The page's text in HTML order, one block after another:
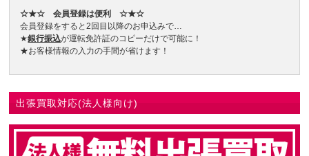
☆★☆ 会員登録は便利 ☆★☆
会員登録をすると2回目以降のお申込みで…
★銀行振込が運転免許証のコピーだけで可能に！
★お客様情報の入力の手間が省けます！
出張買取対応(法人様向け)